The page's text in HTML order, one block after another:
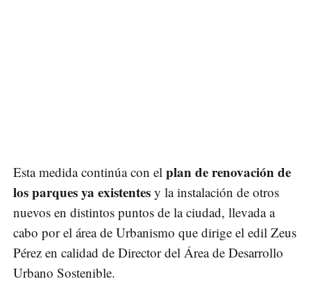
Esta medida continúa con el plan de renovación de
los parques ya existentes y la instalación de otros
nuevos en distintos puntos de la ciudad, llevada a
cabo por el área de Urbanismo que dirige el edil Zeus
Pérez en calidad de Director del Área de Desarrollo
Urbano Sostenible.